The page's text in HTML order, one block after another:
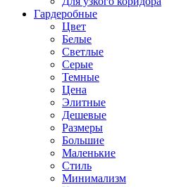
Гардеробные
Цвет
Белые
Светлые
Серые
Темные
Цена
Элитные
Дешевые
Размеры
Большие
Маленькие
Стиль
Минимализм